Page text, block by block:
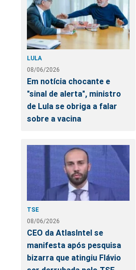
LULA
08/06/2026
Em notícia chocante e
"sinal de alerta", ministro
de Lula se obriga a falar
sobre a vacina
TSE
08/06/2026
CEO da AtlasIntel se
manifesta após pesquisa
bizarra que atingiu Flávio